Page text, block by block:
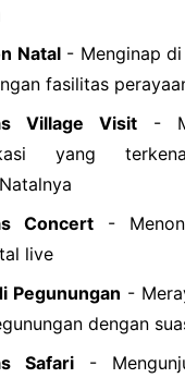
Natal- Menginap
fasilitas
Village Visit -
yang
Concert -
live
Pegunungan -
dengan
Safari -